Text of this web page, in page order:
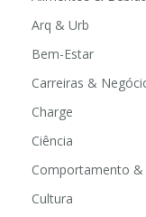
Arq & Urb
Bem-Estar
Carreiras &
Charge
Ciência
Comportamento &
Cultura